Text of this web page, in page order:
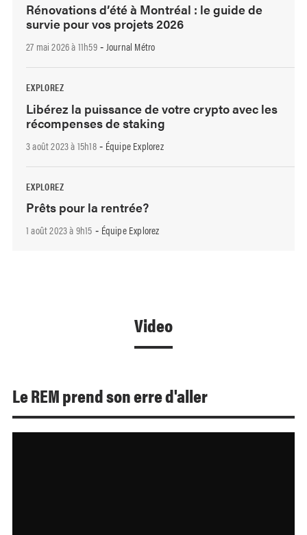
Rénovations d’été à Montréal : le guide de
survie pour vos projets 2026
27 mai 2026 à 11h59- Journal Métro
EXPLOREZ
Libérez la puissance de votre crypto avec les
récompenses de staking
3 août 2023 à 15h18- Équipe Explorez
EXPLOREZ
Prêts pour la rentrée?
1 août 2023 à 9h15 - Équipe Explorez
Video
Le REM prend son erre d'aller